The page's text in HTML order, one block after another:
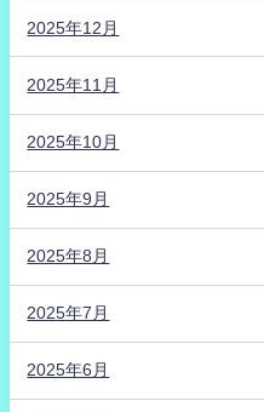
2025年12月
2025年11月
2025年10月
2025年9月
2025年8月
2025年7月
2025年6月